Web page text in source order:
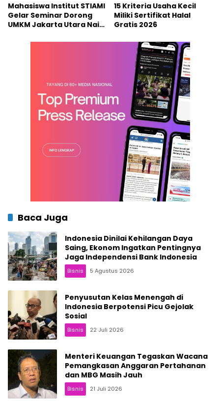
Mahasiswa Institut STIAMI
Gelar Seminar Dorong
UMKM Jakarta Utara Naik
15 Kriteria Usaha Kecil
Miliki Sertifikat Halal
Gratis 2026
Baca Juga
Indonesia Dinilai Kehilangan Daya
Saing, Ekonom Ingatkan Pentingnya
Jaga Independensi Bank Indonesia
Bisnis 5 Agustus 2026
Penyusutan Kelas Menengah di
Indonesia Berpotensi Picu Gejolak
Sosial
Bisnis 22 Juli 2026
Menteri Keuangan Tegaskan Wacana
Pemangkasan Anggaran Pertahanan
dan MBG Masih Jauh
Bisnis 21 Juli 2026